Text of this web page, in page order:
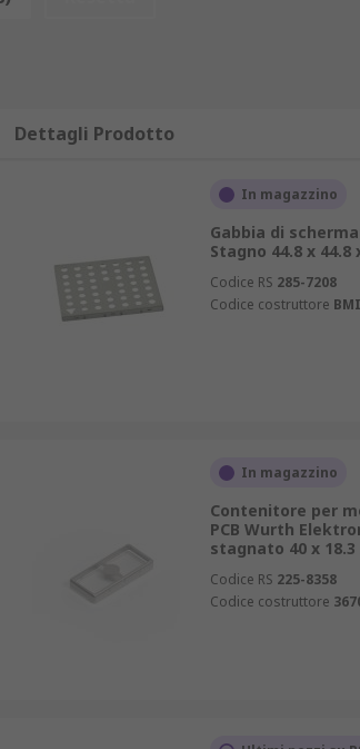
efficacia di schermatura, sono
necessaria per soddisfare
e adatte per il design individuale,
Dettagli Prodotto
In magazzino
Gabbia di
Stagno 44.8 x 44.8
Codice RS 285-7208
Codice costruttore
In magazzino
Contenitore per
PCB Wurth
stagnato 40 x 18.3
Codice RS 225-8358
Codice costruttore